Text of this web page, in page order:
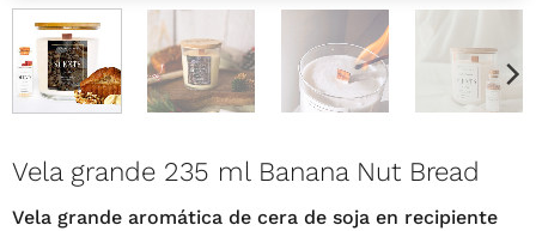
Vela grande 235 ml Banana Nut Bread
Vela grande aromática de cera de soja en recipiente